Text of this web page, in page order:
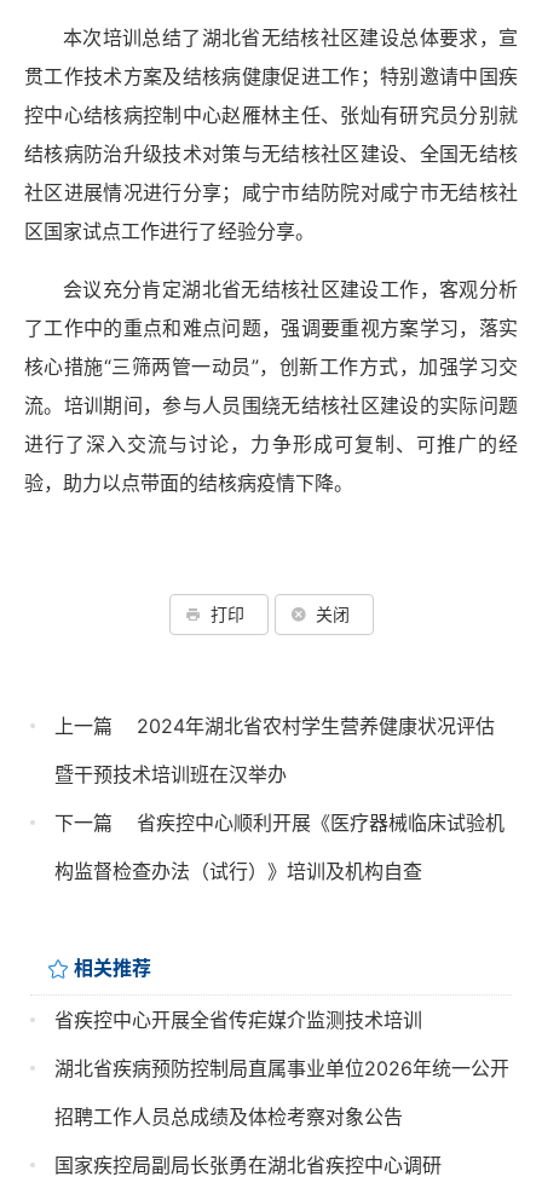
本次培训总结了湖北省无结核社区建设总体要求，宣
贯工作技术方案及结核病健康促进工作；特别邀请中国疾
控中心结核病控制中心赵雁林主任、张灿有研究员分别就
结核病防治升级技术对策与无结核社区建设、全国无结核
社区进展情况进行分享；咸宁市结防院对咸宁市无结核社
区国家试点工作进行了经验分享。
会议充分肯定湖北省无结核社区建设工作，客观分析
了工作中的重点和难点问题，强调要重视方案学习，落实
核心措施“三筛两管一动员”，创新工作方式，加强学习交
流。培训期间，参与人员围绕无结核社区建设的实际问题
进行了深入交流与讨论，力争形成可复制、可推广的经
验，助力以点带面的结核病疫情下降。
打印 关闭
上一篇
2024年湖北省农村学生营养健康状况评估
暨干预技术培训班在汉举办
下一篇
省疾控中心顺利开展《医疗器械临床试验机
构监督检查办法（试行）》培训及机构自查
相关推荐
省疾控中心开展全省传疟媒介监测技术培训
湖北省疾病预防控制局直属事业单位2026年统一公开
招聘工作人员总成绩及体检考察对象公告
国家疾控局副局长张勇在湖北省疾控中心调研